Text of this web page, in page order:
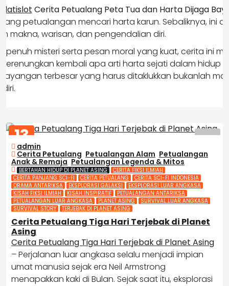
Cerita Petualang Peta Tua dan Harta Dijaga
petualangan mencari harta karun. Sebaliknya, ini
makna, warisan, dan pengendalian diri.
penuh misteri serta pesan moral yang kuat, cerita ini
kembali apa arti harta sejati dalam hidup
terbesar yang harus ditaklukkan bukanlah
13
FEB
2026
admin
Cerita Petualang Petualangan Alam Petualangan
Anak & Remaja Petualangan Legenda & Mitos
BERTAHAN HIDUP DI PLANET ASING
CERITA FIKSI ILMIAH
CERITA PANJANG SCI-FI
CERITA PETUALANG
CERITA SCI-FI INDONESIA
DRAMA ANTARIKSA
EKSPLORASI GALAKSI
EKSPLORASI LUAR ANGKASA
KISAH FIKSI ILMIAH
KISAH INSPIRATIF
PETUALANGAN ANTARIKSA
PETUALANGAN LUAR ANGKASA
PLANET ASING
SURVIVAL LUAR ANGKASA
SURVIVAL STORY
TERJEBAK DI PLANET ASING
Cerita Petualang Tiga Hari Terjebak di Planet
Asing
Cerita Petualang Tiga Hari Terjebak di Planet Asing
– Perjalanan luar angkasa selalu menjadi impian
umat manusia sejak era Neil Armstrong
menapakkan kaki di Bulan. Sejak saat itu, eksplorasi